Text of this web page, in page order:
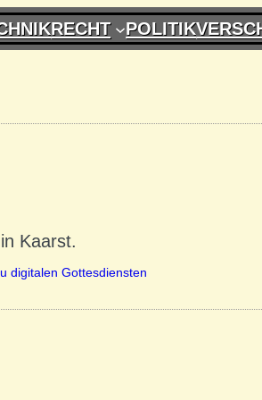
RECHT POLITIK
Kaarst.
digitalen Gottesdiensten